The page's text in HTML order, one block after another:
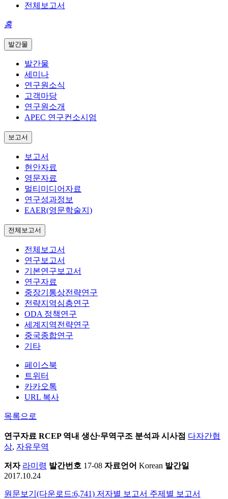
전체보고서
홈
발간물
발간물
세미나
연구원소식
고객마당
연구원소개
APEC 연구컨소시엄
보고서
보고서
현안자료
영문자료
멀티미디어자료
연구성과정보
EAER(영문학술지)
전체보고서
전체보고서
연구보고서
기본연구보고서
연구자료
중장기통상전략연구
전략지역심층연구
ODA 정책연구
세계지역전략연구
중국종합연구
기타
페이스북
트위터
카카오톡
URL 복사
목록으로
연구자료 RCEP 역내 생산·무역구조 분석과 시사점 다자간협
상, 자유무역
저자 라미령 발간번호 17-08 자료언어 Korean 발간일
2017.10.24
원문보기(다운로드:6,741) 저자별 보고서 주제별 보고서